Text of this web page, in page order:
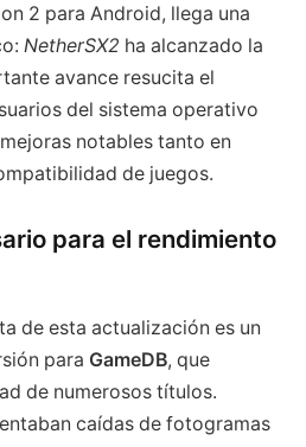
2 para Android, llega una
NetherSX2 ha alcanzado la
avance resucita el
del sistema operativo
notables tanto en
de juegos.
para el rendimiento
de esta actualización es un
para GameDB, que
de numerosos títulos.
caídas de fotogramas